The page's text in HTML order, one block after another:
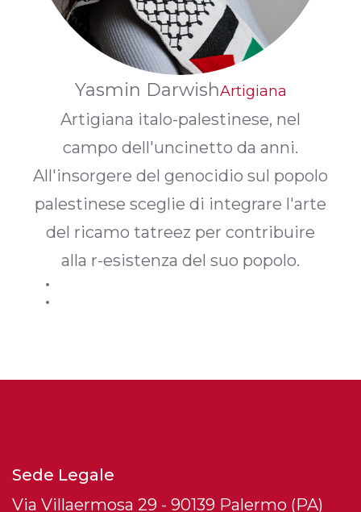
Yasmin DarwishArtigiana
Artigiana italo-palestinese, nel
campo dell'uncinetto da anni.
All'insorgere del genocidio sul popolo
palestinese sceglie di integrare l'arte
del ricamo tatreez per contribuire
alla r-esistenza del suo popolo.
Sede Legale
Via Villaermosa 29 - 90139 Palermo (PA)